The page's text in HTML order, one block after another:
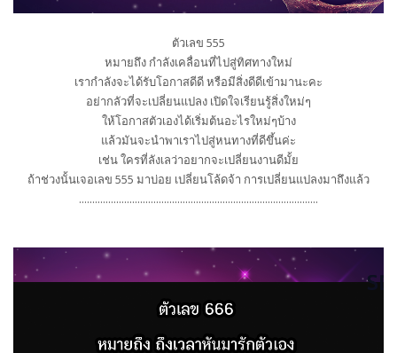
ตัวเลข 555
หมายถึง กำลังเคลื่อนที่ไปสู่ทิศทางใหม่
เรากำลังจะได้รับโอกาสดีดี หรือมีสิ่งดีดีเข้ามานะคะ
อย่ากลัวที่จะเปลี่ยนแปลง เปิดใจเรียนรู้สิ่งใหม่ๆ
ให้โอกาสตัวเองได้เริ่มต้นอะไรใหม่ๆบ้าง
แล้วมันจะนำพาเราไปสู่หนทางที่ดีขึ้นค่ะ
เช่น ใครที่ลังเลว่าอยากจะเปลี่ยนงานดีมั้ย
ถ้าช่วงนั้นเจอเลข 555 มาบ่อย เปลี่ยนโล้ดจ้า การเปลี่ยนแปลงมาถึงแล้ว
..........................................................................................